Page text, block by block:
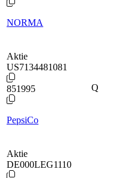
NORMA
Aktie
US7134481081
851995
PepsiCo
Q
Aktie
DE000LEG1110